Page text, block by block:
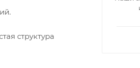
структура